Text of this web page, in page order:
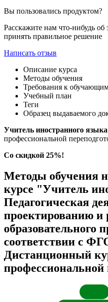
Вы пользовались продуктом?
Расскажите нам что-нибудь
принять правильное решение
Написать отзыв
Описание курса
Методы обучения
Требования к
Учебный план
Теги
Образец выдаваемого
Учитель иностранного языка
профессиональной
Со скидкой 25%!
Методы обучения
курсе "Учитель
Педагогическая
проектированию и
образовательного
соответствии с
Дистанционный
профессиональной